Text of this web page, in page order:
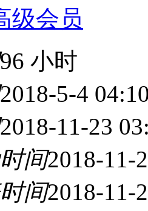
级会员
96 小时
2018-5-4
2018-11-23
间2018-11-
间2018-11-